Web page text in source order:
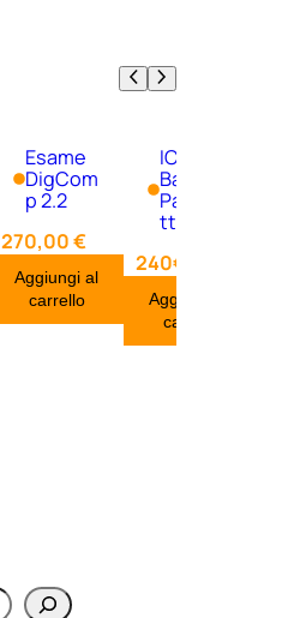
Esame
DigCom
p 2.2
270,00€
Aggiungi al
carrello
ICDL
Base –
Pacche
tto
240€
Aggiungi al
carrello